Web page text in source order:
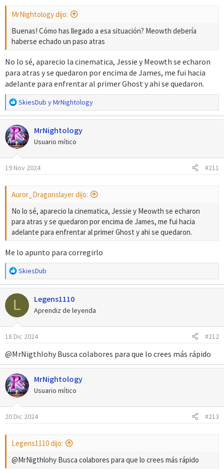
:
MrNightology dijo:
Buenas! Cómo has llegado a esa situación? Meowth debería
haberse echado un paso atras
No lo sé, aparecio la cinematica, Jessie y Meowth se echaron
para atras y se quedaron por encima de James, me fui hacia
adelante para enfrentar al primer Ghost y ahi se quedaron.
R
e
a
c
c
i
o
n
:
SkiesDub yMrNightology
MrNightology
Usuario mítico
19 Nov 2024 #211
Auror_Dragonslayer dijo:
No lo sé, aparecio la cinematica, Jessie y Meowth se echaron
para atras y se quedaron por encima de James, me fui hacia
adelante para enfrentar al primer Ghost y ahi se quedaron.
Me lo apunto para corregirlo
R
e
a
c
i
o
n
s
:
SkiesDub
L Legens1110
Aprendiz de leyenda
18 Dic 2024 #212
@MrNigthlohy Busca colabores para que lo crees más rápido
MrNightology
Usuario mítico
20 Dic 2024 #213
Legens1110 dijo:
@MrNigthlohy Busca colabores para que lo crees más rápido